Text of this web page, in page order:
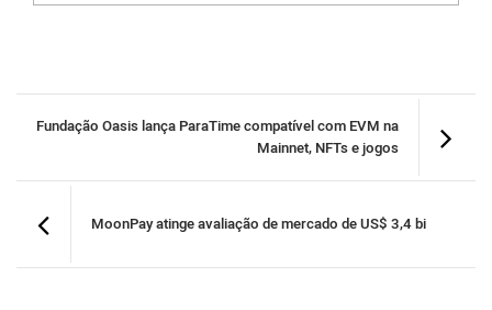
Fundação Oasis lança ParaTime compatível com EVM na
Mainnet, NFTs e jogos
MoonPay atinge avaliação de mercado de US$ 3,4 bi